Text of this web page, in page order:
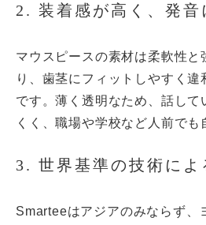
2. 装着感が高く、発音
マウスピースの素材は柔軟性と
り、歯茎にフィットしやすく
です。薄く透明なため、話して
くく、職場や学校など人前でも
3. 世界基準の技術によ
Smarteeはアジアのみならず、